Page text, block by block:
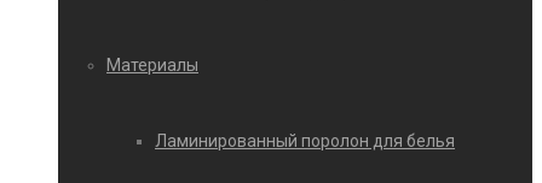
Материалы
Ламинированный поролон для белья